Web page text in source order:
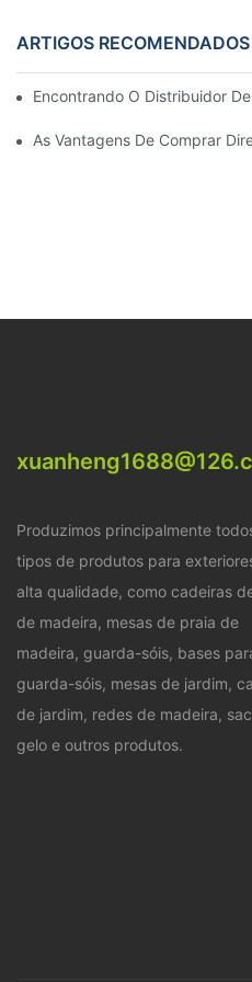
ARTIGOS RECOMENDADOS
Encontrando O Distribuidor
As Vantagens De Comprar
Produzimos principalmente
tipos de produtos para
alta qualidade, como cadeiras
de madeira, mesas de praia de
madeira, guarda-sóis, bases
guarda-sóis, mesas de jardim,
de jardim, redes de madeira,
gelo e outros produtos.